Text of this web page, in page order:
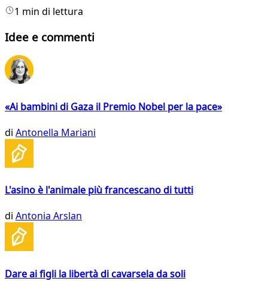
1 min di lettura
Idee e commenti
«Ai bambini di Gaza il Premio Nobel per la pace»
di Antonella Mariani
L'asino è l'animale più francescano di tutti
di Antonia Arslan
Dare ai figli la libertà di cavarsela da soli